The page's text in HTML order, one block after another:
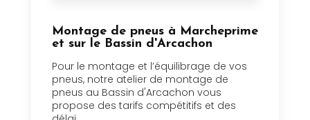
Montage de pneus à Marcheprime
et sur le Bassin d'Arcachon
Pour le montage et l’équilibrage de vos
pneus, notre atelier de montage de
pneus au Bassin d'Arcachon vous
propose des tarifs compétitifs et des